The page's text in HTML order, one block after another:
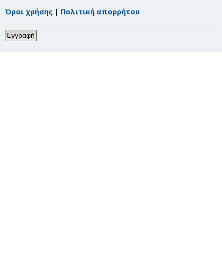
Όροι χρήσης | Πολιτική απορρήτου
Εγγραφή